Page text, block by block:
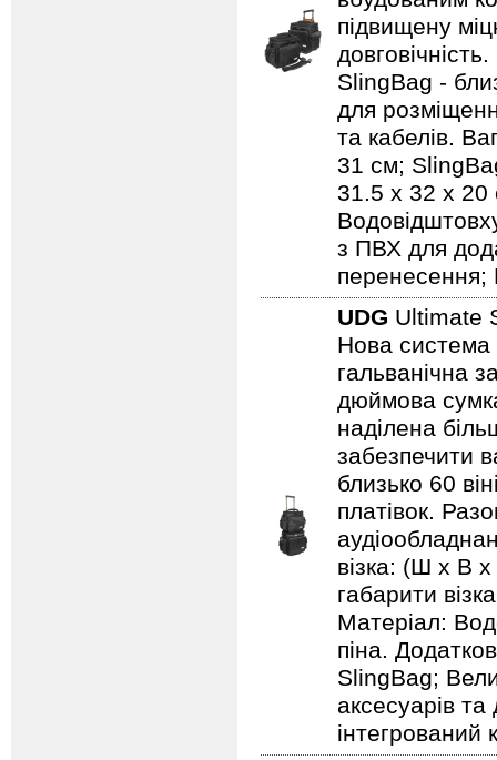
підвищену
SlingBag -
для
та кабелів.
31 см;
31.5 x 32 x 20
з ПВХ для
перенесення;
UDG Ultimate
Нова система
гальванічна
дюймова
наділена
забезпечити
близько 60
платівок.
візка: (Ш х В
габарити
Матеріал:
піна.
SlingBag;
аксесуарів та
інтегрований